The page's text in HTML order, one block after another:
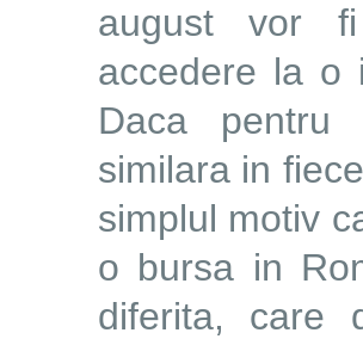
august vor
accedere la o
Daca pentru
similara in
simplul motiv
o bursa in
diferita, care